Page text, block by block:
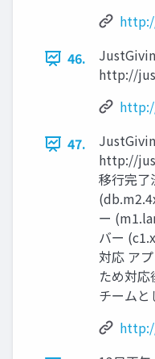
46.
http://
47.
http://
移行完了
ー
バー
対応 ア
ため対応
チームと